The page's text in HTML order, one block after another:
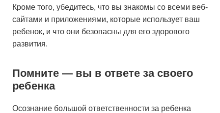
Кроме того, убедитесь, что вы знакомы со всеми веб-
сайтами и приложениями, которые использует ваш
ребенок, и что они безопасны для его здорового
развития.
Помните — вы в ответе за своего
ребенка
Осознание большой ответственности за ребенка